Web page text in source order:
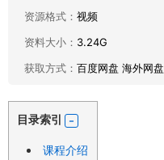
资源格式： 视频
资料大小： 3.24G
获取方式： 百度网盘 海外网盘
目录索引
课程介绍